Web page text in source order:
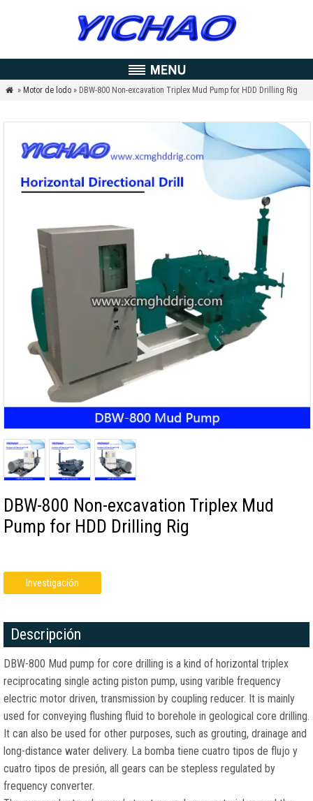
 » Motor de lodo » DBW-800 Non-excavation Triplex Mud Pump for HDD Drilling Rig
DBW-800 Non-excavation Triplex Mud
Pump for HDD Drilling Rig
Investigación
Descripción
DBW-800 Mud pump for core drilling is a kind of horizontal triplex
reciprocating single acting piston pump, using varible frequency
electric motor driven, transmission by coupling reducer. It is mainly
used for conveying flushing fluid to borehole in geological core drilling.
It can also be used for other purposes, such as grouting, drainage and
long-distance water delivery. La bomba tiene cuatro tipos de flujo y
cuatro tipos de presión, all gears can be stepless regulated by
frequency converter.